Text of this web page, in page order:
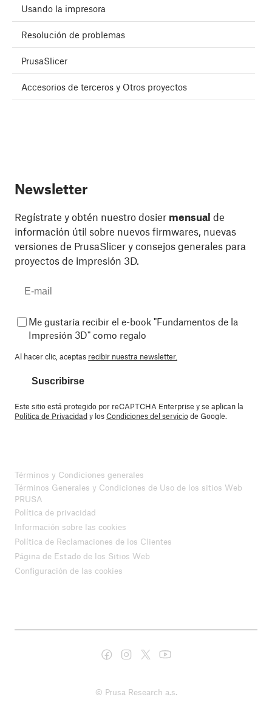
Usando la impresora
Resolución de problemas
PrusaSlicer
Accesorios de terceros y Otros proyectos
Newsletter
Regístrate y obtén nuestro dosier mensual de
información útil sobre nuevos firmwares, nuevas
versiones de PrusaSlicer y consejos generales para
proyectos de impresión 3D.
Me gustaría recibir el e-book "Fundamentos de la
Impresión 3D" como regalo
Al hacer clic, aceptas recibir nuestra newsletter.
Suscribirse
Este sitio está protegido por reCAPTCHA Enterprise y se aplican la
Política de Privacidady losCondiciones del serviciode Google.
Términos y Condiciones generales
Términos Generales y Condiciones de Uso de los sitios Web
PRUSA
Política de privacidad
Información sobre las cookies
Política de Reclamaciones de los Clientes
Página de Estado de los Sitios Web
Configuración de las cookies
© Prusa Research a.s.